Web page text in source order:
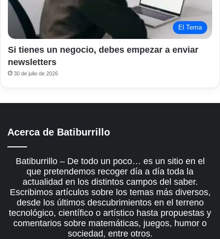
El Tema
Si tienes un negocio, debes empezar a enviar
newsletters
30 de julio de 2026
Acerca de Batiburrillo
Batiburrillo – De todo un poco… es un sitio en el
que pretendemos recoger día a día toda la
actualidad en los distintos campos del saber.
Escribimos artículos sobre los temas más diversos,
desde los últimos descubrimientos en el terreno
tecnológico, científico o artístico hasta propuestas y
comentarios sobre matemáticas, juegos, humor o
sociedad, entre otros.